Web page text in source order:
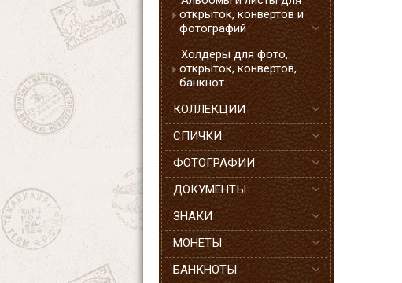
открыток, конвертов и
фотографий
Холдеры для фото,
открыток, конвертов,
банкнот.
КОЛЛЕКЦИИ
СПИЧКИ
ФОТОГРАФИИ
ДОКУМЕНТЫ
ЗНАКИ
МОНЕТЫ
БАНКНОТЫ